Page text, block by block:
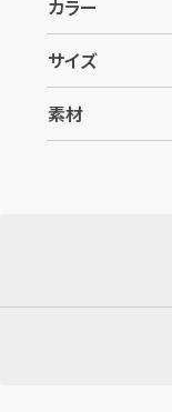
カラー
サイズ
素材